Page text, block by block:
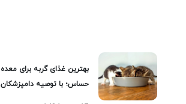
بهترین غذای گربه برای معده
حساس؛ با توصیه دامپزشکان